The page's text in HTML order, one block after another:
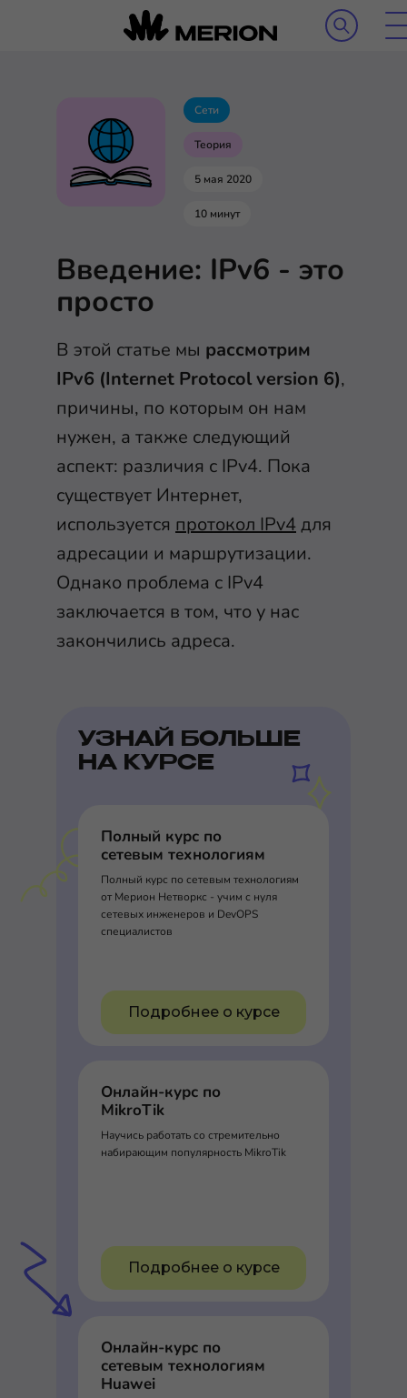
Сети
Теория
5 мая 2020
10 минут
Введение: IPv6 - это
просто
В этой статье мы рассмотрим
IPv6 (Internet Protocol version 6),
причины, по которым он нам
нужен, а также следующий
аспект: различия с IPv4. Пока
существует Интернет,
используется протокол IPv4для
адресации и маршрутизации.
Однако проблема с IPv4
заключается в том, что у нас
закончились адреса.
УЗНАЙ БОЛЬШЕ
НА КУРСЕ
Полный курс по
сетевым технологиям
Полный курс по сетевым технологиям
от Мерион Нетворкс - учим с нуля
сетевых инженеров и DevOPS
специалистов
Подробнее о курсе
Онлайн-курс по
MikroTik
Научись работать со стремительно
набирающим популярность MikroTik
Подробнее о курсе
Онлайн-курс по
сетевым технологиям
Huawei